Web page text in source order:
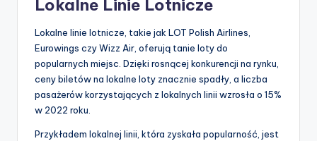
Lokalne Linie Lotnicze
Lokalne linie lotnicze, takie jak LOT Polish Airlines,
Eurowings czy Wizz Air, oferują tanie loty do
popularnych miejsc. Dzięki rosnącej konkurencji na rynku,
ceny biletów na lokalne loty znacznie spadły, a liczba
pasażerów korzystających z lokalnych linii wzrosła o 15%
w 2022 roku.
Przykładem lokalnej linii, która zyskała popularność, jest